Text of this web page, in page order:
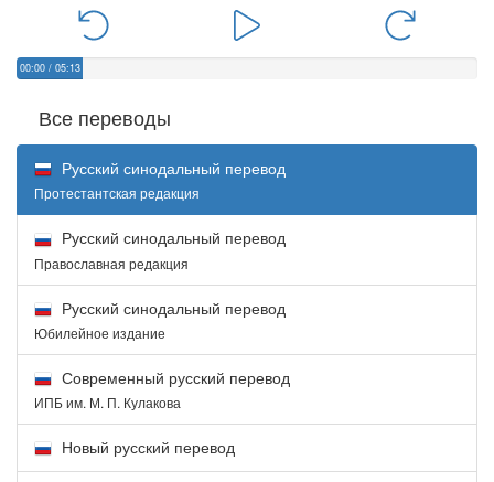
00:00 / 05:13
Все переводы
Русский синодальный перевод
Протестантская редакция
Русский синодальный перевод
Православная редакция
Русский синодальный перевод
Юбилейное издание
Современный русский перевод
ИПБ им. М. П. Кулакова
Новый русский перевод